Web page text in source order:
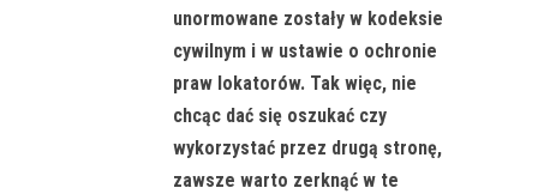
unormowane zostały w kodeksie
cywilnym i w ustawie o ochronie
praw lokatorów. Tak więc, nie
chcąc dać się oszukać czy
wykorzystać przez drugą stronę,
zawsze warto zerknąć w te